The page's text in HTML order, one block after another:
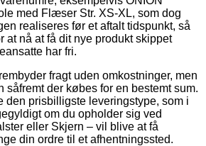
med Flæser Str. XS-XL, som dog
realiseres før et aftalt tidspunkt, så
at nå at få dit nye produkt skippet
har fri.
fragt uden omkostninger, men
der købes for en bestemt sum.
den prisbilligste leveringstype, som i
om du opholder sig ved
eller Skjern – vil blive at få
din ordre til et afhentningssted.